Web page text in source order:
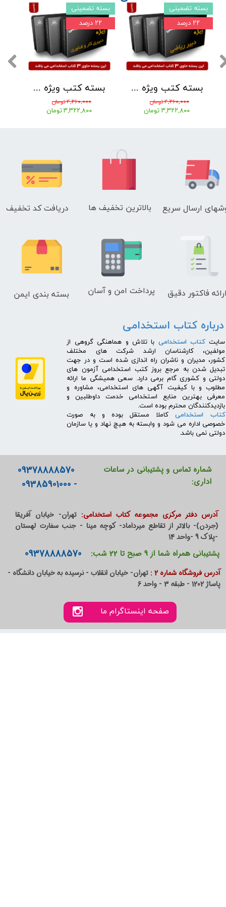
بسته کتب ویژه استخدامی دبیر کار و فناوری 1405 نشر چهارخونه
۴,۲۶۰,۰۰۰ تومان
۳,۳۲۲,۸۰۰ تومان
بسته تضمینی
۲۲ درصد
بسته کتب ویژه استخدامی دبیر ریاضی 1405 نشر چهارخونه
۴,۲۶۰,۰۰۰ تومان
۳,۳۲۲,۸۰۰ تومان
بسته تضمینی
۲۲ درصد
ارسال سریع دریافت کد تخفیف بالاترین تخفیف ها
بسته بندی ایمن فاکتور دقیق پرداخت امن و آسان
درباره کتاب استخدامی
​سایت کتاب استخدامی با تلاش و هماهنگی گروهی از
مولفین، کارشناسان ارشد شرکت های مختلف
کشور، مدیران و ناشران راه اندازی شده است و در جهت
تبدیل شدن به مرجع بروز کتب استخدامی آزمون های
دولتی و کشوری گام برمی دارد. سعی همیشگی ما ارائه
مطلوب و با کیفیت آگهی های استخدامی، مشاوره و
معرفی بهترین منابع استخدامی خدمت داوطلبین و
بازدیدکنندگان محترم بوده است.
کتاب استخدامیکاملا مستقل بوده و به صورت
خصوصی اداره می شود و وابسته به هیچ نهاد و یا سازمان
دولتی نمی باشد.
شماره تماس و پشتیبانی در ساعات
اداری:
09378888570
- 09385901000
آدرس دفتر مرکزی مجموعه کتاب استخدامی: تهران- خیابان آفریقا
(جردن)- بالاتر از تقاطع میرداماد- کوچه مینا - جنب سفارت لهستان
-پلاک 9 -واحد 14
صفحه اینستاگرام ما
پشتیبانی همراه شما از 9 صبح تا 22 شب: 09378888570
آدرس فروشگاه شماره 2 :
تهران- خیابان انقلاب - نرسیده به خیابان دانشگاه -
پاساژ 1202 - طبقه 3 - واحد 6